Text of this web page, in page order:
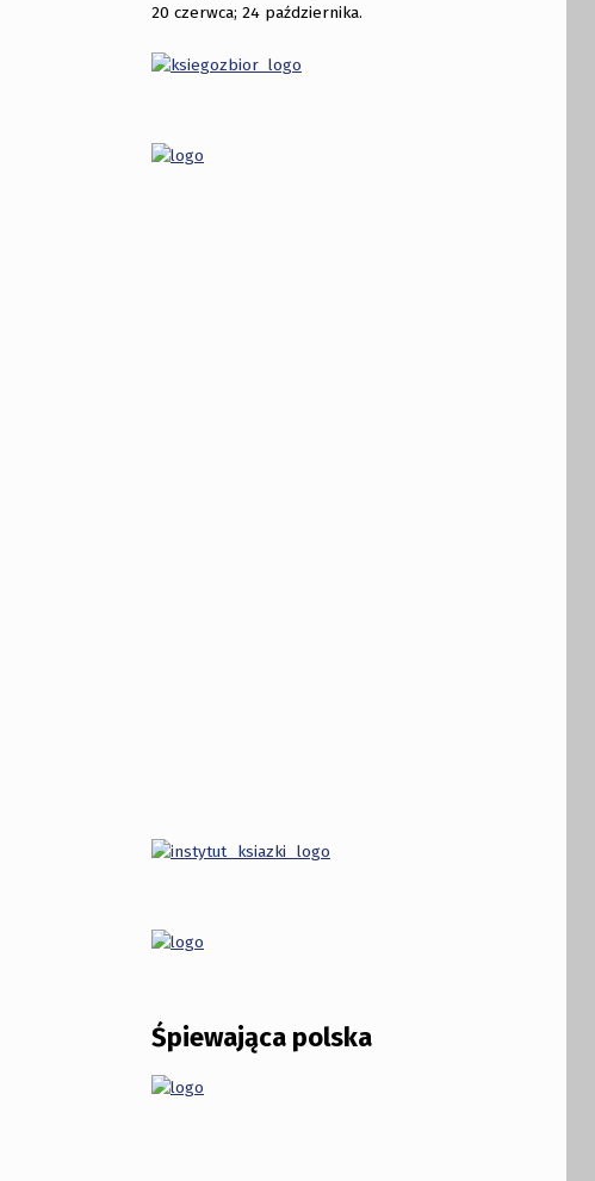
20 czerwca; 24 października.
Śpiewająca polska